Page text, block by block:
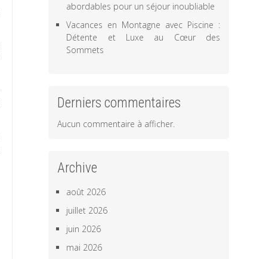
abordables pour un séjour inoubliable
Vacances en Montagne avec Piscine :
Détente et Luxe au Cœur des
Sommets
Derniers commentaires
Aucun commentaire à afficher.
Archive
août 2026
juillet 2026
juin 2026
mai 2026